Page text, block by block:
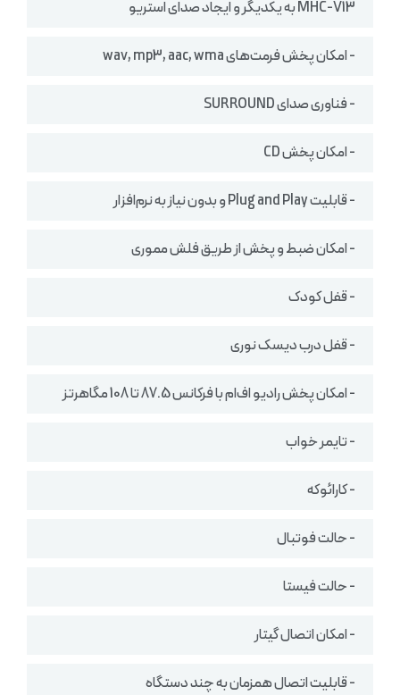
MHC-V13 به یکدیگر و ایجاد صدای استریو
- امکان پخش فرمت‌های wav, mp3, aac, wma
- فناوری صدای SURROUND
- امکان پخش CD
- قابلیت Plug and Play و بدون نیاز به نرم‌افزار
- امکان ضبط و پخش از طریق فلش مموری
- قفل کودک
- قفل درب دیسک نوری
- امکان پخش رادیو اف‌ام با فرکانس 87.5 تا 108 مگاهرتز
- تایمر خواب
- کارائوکه
- حالت فوتبال
- حالت فیستا
- امکان اتصال گیتار
- قابلیت اتصال همزمان به چند دستگاه